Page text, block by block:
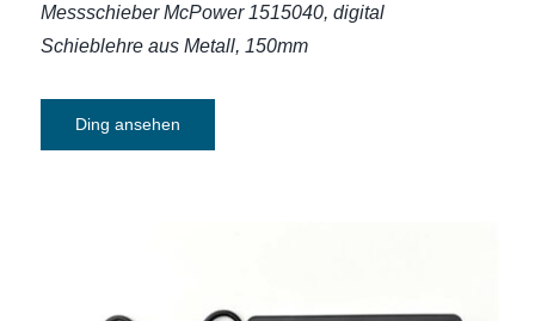
Messschieber McPower 1515040,digital
Schieblehre aus Metall, 150mm
Ding ansehen